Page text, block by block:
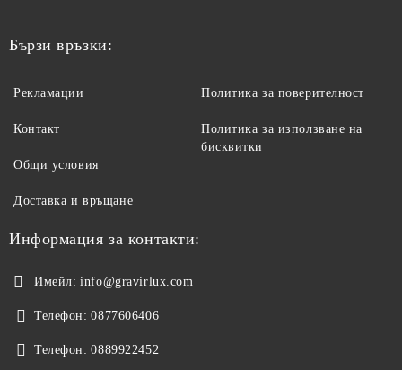
Бързи връзки:
Рекламации
Контакт
Общи условия
Доставка и връщане
Политика за поверителност
Политика за използване на
бисквитки
Информация за контакти:
Имейл: info@gravirlux.com
Телефон: 0877606406
Телефон: 0889922452